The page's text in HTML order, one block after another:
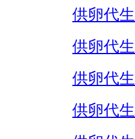
供卵代
供卵代
供卵代
供卵代